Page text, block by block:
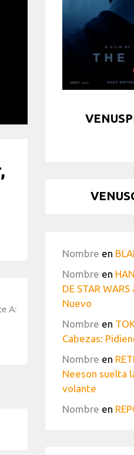
A:
Nombre en
Nombre en
DE STAR
Nuevo
Nombre en
Cabezas:
Nombre en
Neeson suelta
volante
Nombre en